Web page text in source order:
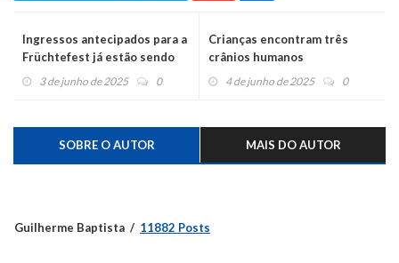
Ingressos antecipados para a
Früchtefest já estão sendo
vendidos
3 de junho de 2025 0
Crianças encontram três
crânios humanos
4 de junho de 2025 0
SOBRE O AUTOR MAIS DO AUTOR
Guilherme Baptista 11882 Posts